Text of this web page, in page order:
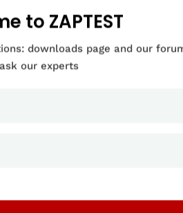
lausnir í skýinu og önnur
tileinkar sér nýja tækni
verkfæri í fararbroddi þeirrar
sem stendur frammi fyrir
hér að ofan eru öldrun íbúa að
og einkarekin, eru undir þrýstingi.
to ZAPTEST
downloads page and our
our experts